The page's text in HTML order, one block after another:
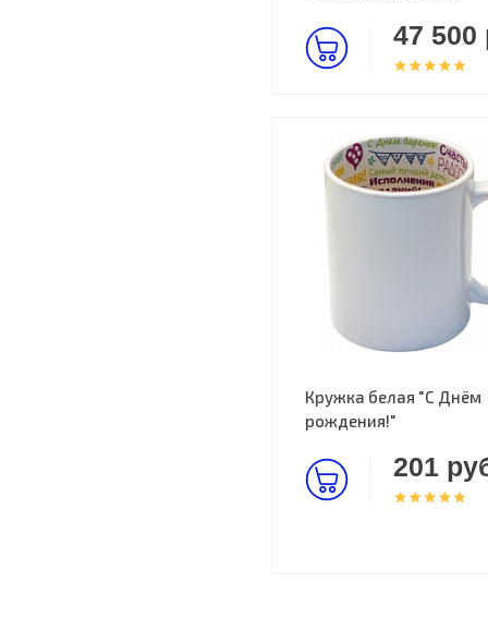
47 500
Кружка белая "С Днём
рождения!"
201